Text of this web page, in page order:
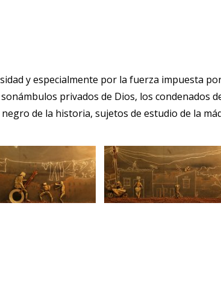
y especialmente por la fuerza impuesta
privados de Dios, los condenados
de la historia, sujetos de estudio de la